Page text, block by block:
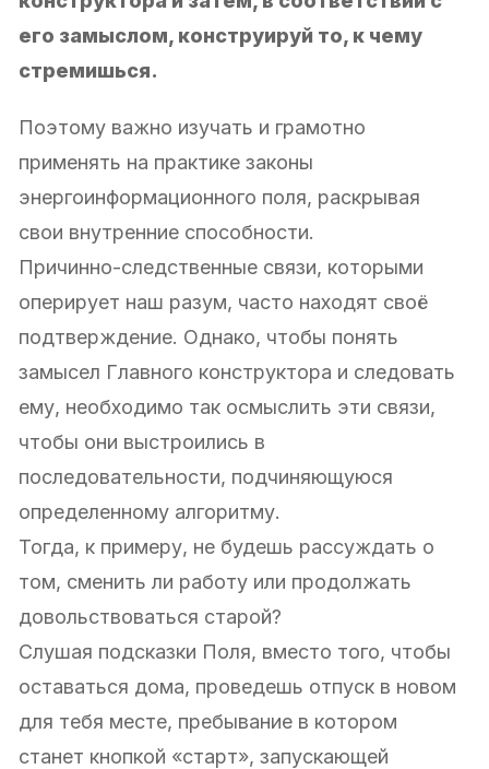
его замыслом, конструируй то, к чему
стремишься.
Поэтому важно изучать и грамотно
применять на практике законы
энергоинформационного поля, раскрывая
свои внутренние способности.
Причинно-следственные связи, которыми
оперирует наш разум, часто находят своё
подтверждение. Однако, чтобы понять
замысел Главного конструктора и следовать
ему, необходимо так осмыслить эти связи,
чтобы они выстроились в
последовательности, подчиняющуюся
определенному алгоритму.
Тогда, к примеру, не будешь рассуждать о
том, сменить ли работу или продолжать
довольствоваться старой?
Слушая подсказки Поля, вместо того, чтобы
оставаться дома, проведешь отпуск в новом
для тебя месте, пребывание в котором
станет кнопкой «старт», запускающей